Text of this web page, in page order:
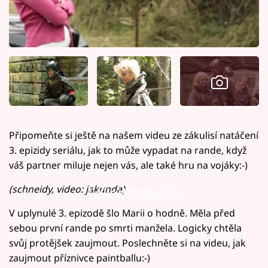
Připomeňte si ještě na našem videu ze zákulisí natáčení
3. epizidy seriálu, jak to může vypadat na rande, když
váš partner miluje nejen vás, ale také hru na vojáky:-)
Failed to fetch
(schneidy, video: jakunda)
V uplynulé 3. epizodě šlo Marii o hodně. Měla před
sebou první rande po smrti manžela. Logicky chtěla
svůj protějšek zaujmout. Poslechněte si na videu, jak
zaujmout příznivce paintballu:-)